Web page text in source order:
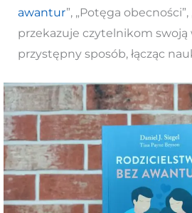
awantur”, „Potęga obecności”,
przekazuje czytelnikom swoją
przystępny sposób, łącząc